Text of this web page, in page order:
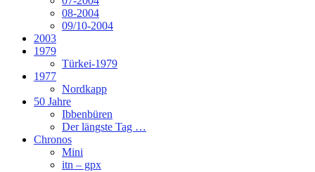
08-2004
09/10-2004
2003
1979
Türkei-1979
1977
Nordkapp
50 Jahre
Ibbenbüren
Der längste Tag …
Chronos
Mini
itn – gpx